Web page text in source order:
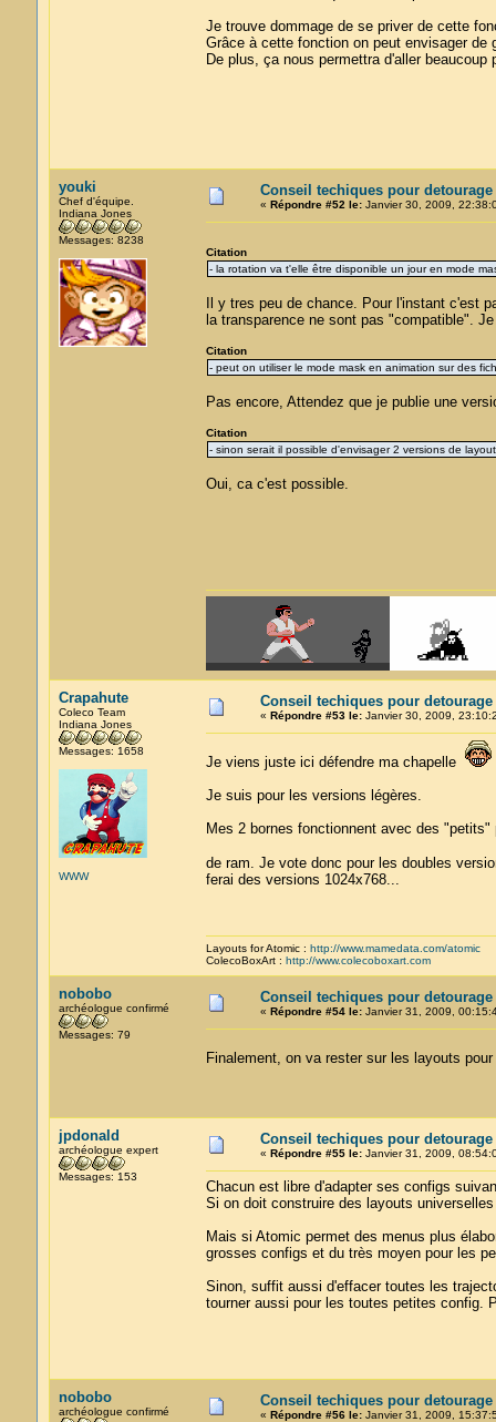
Je trouve dommage de se priver de cette
Grâce à cette fonction on peut envisager de
De plus, ça nous permettra d'aller
youki
Chef d'équipe.
Indiana Jones
Messages: 8238
Conseil techiques pour detourage
« Répondre #52 le:Janvier 30, 2009,
Citation
- la rotation va t'elle être disponible un jour en mode
Il y tres peu de chance. Pour l'instant c'est
la transparence ne sont pas "compatible".
Citation
- peut on utiliser le mode mask en animation sur des
Pas encore, Attendez que je publie une
Citation
- sinon serait il possible d'envisager 2 versions de
Oui, ca c'est possible.
Crapahute
Coleco Team
Indiana Jones
Messages: 1658
WWW
Conseil techiques pour detourage
« Répondre #53 le:Janvier 30, 2009,
Je viens juste ici défendre ma chapelle
Je suis pour les versions légères.
Mes 2 bornes fonctionnent avec des
de ram. Je vote donc pour les doubles
ferai des versions 1024x768...
Layouts for Atomic : http://www.mamedata.com/atomic
ColecoBoxArt : http://www.colecoboxart.com
nobobo
archéologue confirmé
Messages: 79
Conseil techiques pour detourage
« Répondre #54 le:Janvier 31, 2009,
Finalement, on va rester sur les layouts
jpdonald
archéologue expert
Messages: 153
Conseil techiques pour detourage
« Répondre #55 le:Janvier 31, 2009,
Chacun est libre d'adapter ses configs
Si on doit construire des layouts
Mais si Atomic permet des menus plus
grosses configs et du très moyen pour les
Sinon, suffit aussi d'effacer toutes les
tourner aussi pour les toutes petites config.
nobobo
archéologue confirmé
Conseil techiques pour detourage
« Répondre #56 le:Janvier 31, 2009,